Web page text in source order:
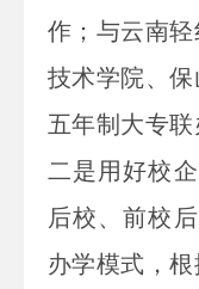
作；与云南
技术学院、
五年制大专联
二是用好校
后校、前校
办学模式，